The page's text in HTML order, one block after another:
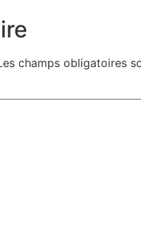
champs obligatoires